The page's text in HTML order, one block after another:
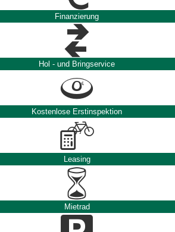
Finanzierung
Hol - und Bringservice
Kostenlose Erstinspektion
Leasing
Mietrad